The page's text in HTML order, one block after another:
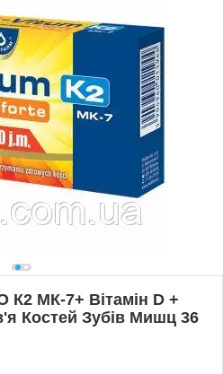
К2 МК-7+ Вітамін D +
Костей Зубів Мишц 36